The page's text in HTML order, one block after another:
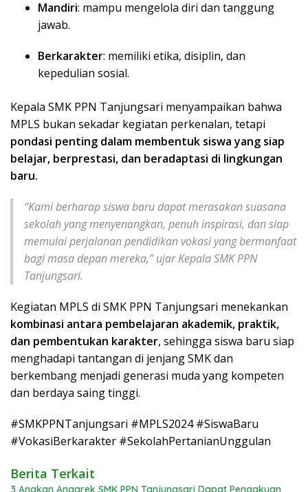
Mandiri: mampu mengelola diri dan tanggung
jawab.
Berkarakter: memiliki etika, disiplin, dan
kepedulian sosial.
Kepala SMK PPN Tanjungsari menyampaikan bahwa
MPLS bukan sekadar kegiatan perkenalan, tetapi
pondasi penting dalam membentuk siswa yang siap
belajar, berprestasi, dan beradaptasi di lingkungan
baru.
“Kami berharap siswa baru dapat merasakan suasana
sekolah yang menyenangkan, penuh inspirasi, dan siap
memulai perjalanan pendidikan vokasi yang bermanfaat
bagi masa depan mereka,” ujar Kepala SMK PPN
Tanjungsari.
Kegiatan MPLS di SMK PPN Tanjungsari menekankan
kombinasi antara pembelajaran akademik, praktik,
dan pembentukan karakter, sehingga siswa baru siap
menghadapi tantangan di jenjang SMK dan
berkembang menjadi generasi muda yang kompeten
dan berdaya saing tinggi.
#SMKPPNTanjungsari #MPLS2024 #SiswaBaru
#VokasiBerkarakter #SekolahPertanianUnggulan
Berita Terkait